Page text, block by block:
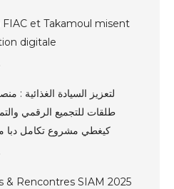
FIAC et Takamoul misent
digitale
لتعزيز السيادة الغذائية :
طلقات للتجميع الرقمي
كيغطي مشروع تكامل دبا من
& Rencontres SIAM 2025